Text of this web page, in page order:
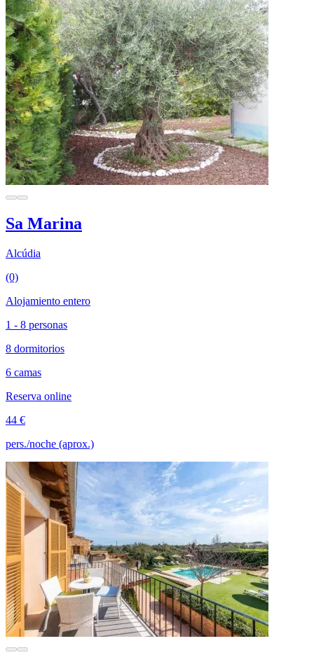
Sa Marina
Alcúdia
(0)
Alojamiento entero
1 - 8 personas
8 dormitorios
6 camas
Reserva online
44 €
pers./noche (aprox.)